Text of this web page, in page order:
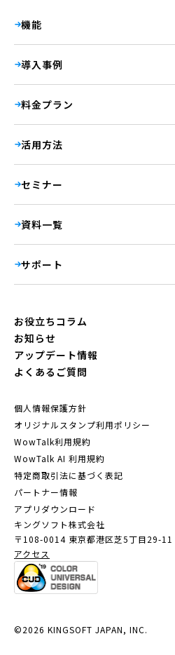
機能
導入事例
料金プラン
活用方法
セミナー
資料一覧
サポート
お役立ちコラム
お知らせ
アップデート情報
よくあるご質問
個人情報保護方針
オリジナルスタンプ利用ポリシー
WowTalk利用規約
WowTalk AI 利用規約
特定商取引法に基づく表記
パートナー情報
アプリダウンロード
キングソフト株式会社
〒108-0014 東京都港区芝5丁目29-11
アクセス
©2026 KINGSOFT JAPAN, INC.